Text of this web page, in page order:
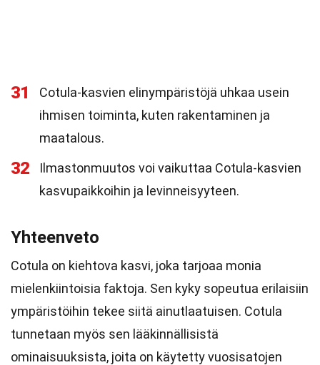
31
Cotula-kasvien elinympäristöjä uhkaa usein
ihmisen toiminta, kuten rakentaminen ja
maatalous.
32
Ilmastonmuutos voi vaikuttaa Cotula-kasvien
kasvupaikkoihin ja levinneisyyteen.
Yhteenveto
Cotula on kiehtova kasvi, joka tarjoaa monia
mielenkiintoisia faktoja. Sen kyky sopeutua erilaisiin
ympäristöihin tekee siitä ainutlaatuisen. Cotula
tunnetaan myös sen lääkinnällisistä
ominaisuuksista, joita on käytetty vuosisatojen